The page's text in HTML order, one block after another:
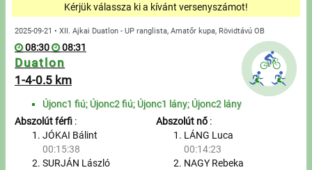
Üzenetek
Sportolók
Sportoló keresés
Nevezés
Kérjük válassza ki a kívánt versenyszámot!
2025-09-21 • XII. Ajkai Duatlon - UP ranglista, Amatőr kupa, Rövidtávú OB
08:30 08:31
Duatlon
1-4-0.5 km
Újonc1 fiú; Újonc2 fiú; Újonc1 lány; Újonc2 lány
Abszolút férfi :
JÓKAI Bálint
00:15:38
SURJÁN László
Abszolút nő:
LÁNG Luca
00:14:23
NAGY Rebeka